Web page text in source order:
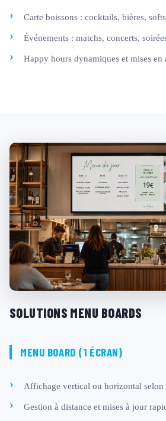
Carte boissons : cocktails, bières,
Événements : matchs, concerts,
Happy hours dynamiques et mises en
SOLUTIONS MENU BOARDS
MENU BOARD (1 ÉCRAN)
Affichage vertical ou horizontal
Gestion à distance et mises à jour